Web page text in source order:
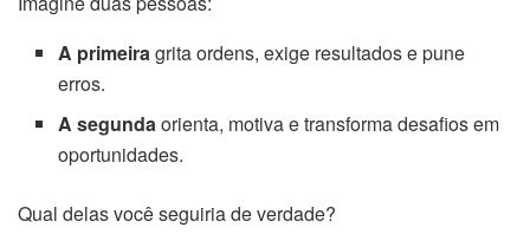
A primeira grita ordens, exige resultados e pune
erros.
A segunda orienta, motiva e transforma desafios em
oportunidades.
Qual delas você seguiria de verdade?